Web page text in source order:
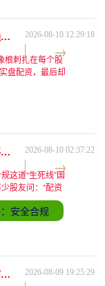
感度显著增强。
《揭秘炒股盈利方法：如何通过技术分析实现稳定收益？》 2026-08-10 12:29:18
根刺扎在每个股
盘配资，最后却
还是绿油油一
，用对了能精准
今天咱们就掰开
新手觉得技术
《在线配资平台App深度测评：安全合规性及操作体验全解析》 2026-08-10 02:37:22
这道“生死线”国
股友问：“配资
个关键词里：**
论——**选对平
能血本无归**。
扒配资App的底
安全合规
《深度解析：配资平仓线如何左右投资盈亏平衡点？》 2026-08-09 19:25:29